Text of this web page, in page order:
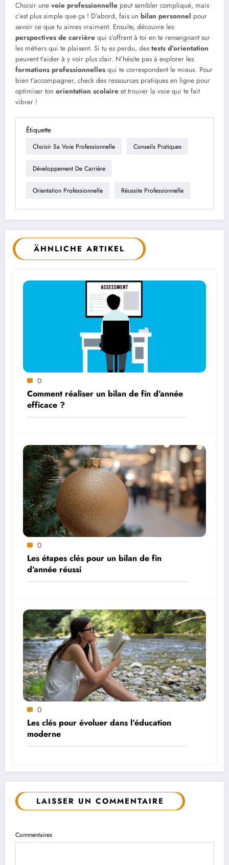
Choisir une voie professionnelle peut sembler compliqué, mais
c’est plus simple que ça ! D’abord, fais un bilan personnel pour
savoir ce que tu aimes vraiment. Ensuite, découvre les
perspectives de carrière qui s’offrent à toi en te renseignant sur
les métiers qui te plaisent. Si tu es perdu, des tests d’orientation
peuvent t’aider à y voir plus clair. N’hésite pas à explorer les
formations professionnelles qui te correspondent le mieux. Pour
bien t’accompagner, check des ressources pratiques en ligne pour
optimiser ton orientation scolaire et trouver la voie qui te fait
vibrer !
Étiquette
Choisir Sa Voie Professionnelle Conseils Pratiques
Développement De Carrière
Orientation Professionnelle Réussite Professionnelle
ÄHNLICHE ARTIKEL
0
Comment réaliser un bilan de fin d’année
efficace ?
0
Les étapes clés pour un bilan de fin
d’année réussi
0
Les clés pour évoluer dans l’éducation
moderne
LAISSER UN COMMENTAIRE
Commentaires